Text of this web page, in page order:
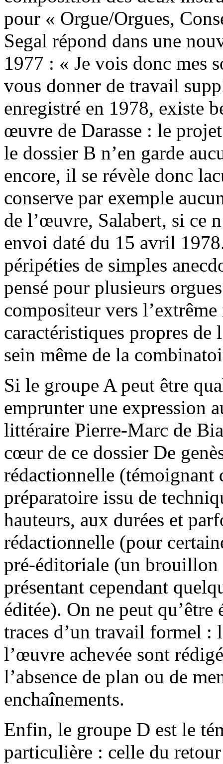
pour « Orgue/Orgues,
Segal répond dans une
1977 : « Je vois donc mes
vous donner de travail
enregistré en 1978, existe
œuvre de Darasse : le
le dossier B n’en garde
encore, il se révèle donc
conserve par exemple
de l’œuvre, Salabert, si ce
envoi daté du 15 avril
péripéties de simples
pensé pour plusieurs
compositeur vers
caractéristiques propres
sein même de la
Si le groupe A peut être
emprunter une expression
littéraire Pierre-Marc de
cœur de ce dossier De
rédactionnelle (témoignant
préparatoire issu de
hauteurs, aux durées et
rédactionnelle (pour
pré-éditoriale (un brouillon
présentant cependant
éditée). On ne peut qu’être
traces d’un travail formel :
l’œuvre achevée sont
l’absence de plan ou de
enchaînements.
Enfin, le groupe D est le
particulière : celle du